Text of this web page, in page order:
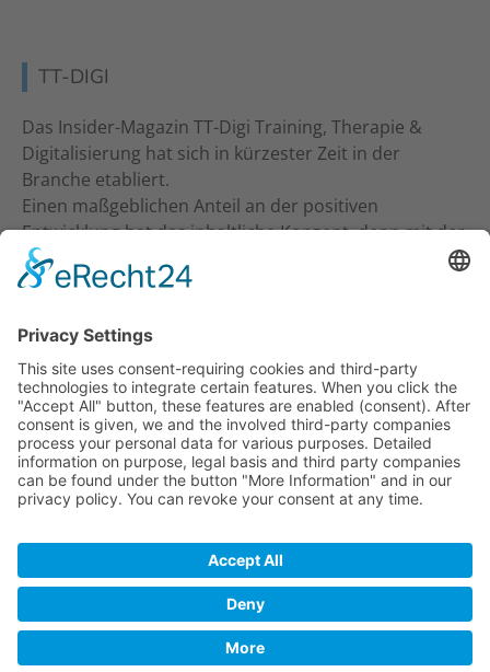
TT-DIGI
Das Insider-Magazin TT-Digi Training, Therapie &
Digitalisierung hat sich in kürzester Zeit in der
Branche etabliert.
Einen maßgeblichen Anteil an der positiven
Entwicklung hat das inhaltliche Konzept, denn mit der
inhaltlichen Ansprache an Studio-Inhaber, Trainer &
Therapeuten wurde ein neuer Standard gesetzt. Ein
KONTAKT
Verlag für Prävention & Gesundheit GmbH
Waldseestraße 27
77731 Willstätt
Telefon: 07852 / 93 55 196
E-Mail:info@tt-digi.de
© TT-Digi 2026